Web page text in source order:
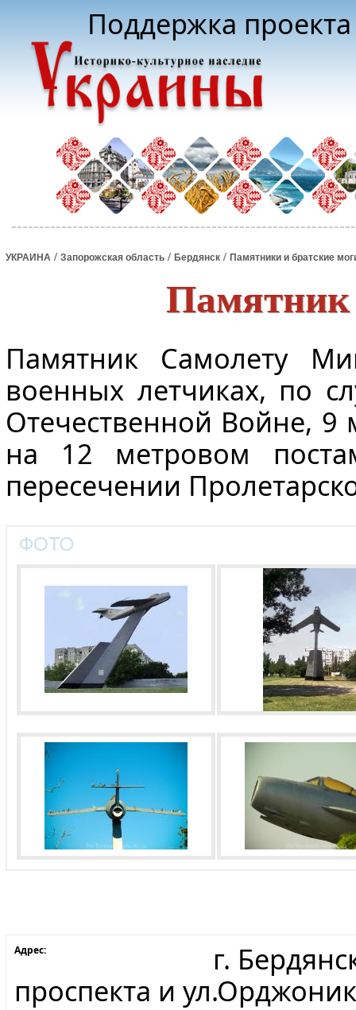
Поддержка
УКРАИНА / Запорожская область / Бердянск / Памятники и братские
Памятник Самолету
военных летчиках, по
Отечественной Войне, 9
на 12 метровом
пересечении
Адрес:
г.
проспекта и